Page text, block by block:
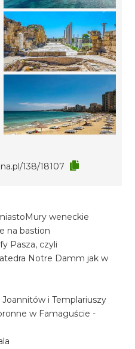
138/18107
weneckie
na bastion
Pasza, czyli
Notre Damm jak w
Joannitów i Templariuszy
w Famaguście -